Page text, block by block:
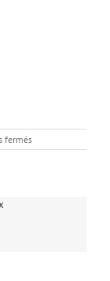
ferméssur
residentiel_2a